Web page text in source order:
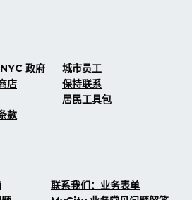
政府
店
款
城市员工
保持联系
居民工具包
联系我们：业务表单